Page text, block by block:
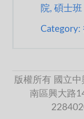
院, 碩士班
Category:
版權所有 國立
南區興大路